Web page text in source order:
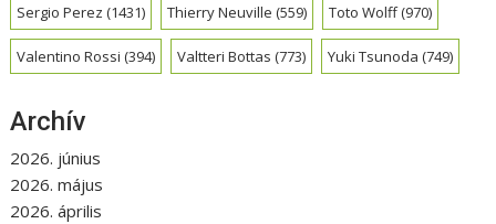
Sergio Perez (1431) Thierry Neuville (559) Toto Wolff(970)
Valentino Rossi (394) Valtteri Bottas (773) Yuki Tsunoda (749)
Archív
2026. június
2026. május
2026. április